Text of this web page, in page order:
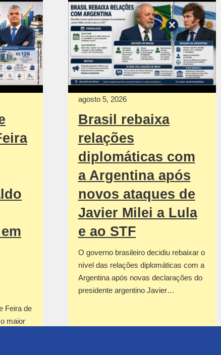
Feira de
maior
agosto 5, 2026
Brasil rebaixa
relações
diplomáticas com
a Argentina após
novos ataques de
Javier Milei a Lula
e ao STF
O governo brasileiro decidiu rebaixar o
nível das relações diplomáticas com a
Argentina após novas declarações do
presidente argentino Javier…